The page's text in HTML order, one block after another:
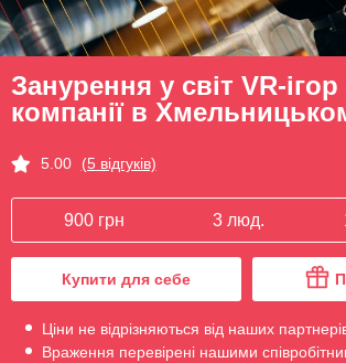
Занурення у світ VR-
компанії в
5.00 (5 відгуків)
900 грн 3 люд.
Купити для себе
Ціни не відрізняються від наших
Враження перевірені нашими